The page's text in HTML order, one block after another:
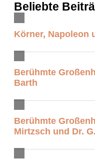
Beliebte
Körner, Napoleon
Berühmte
Barth
Berühmte
Mirtzsch und Dr.